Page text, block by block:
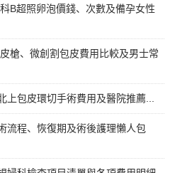
B超照卵泡價錢、次數及備孕女性
槍、微創割包皮費用比較及男士常
包皮環切手術費用及醫院推薦...
流程、恢復期及術後護理懶人包